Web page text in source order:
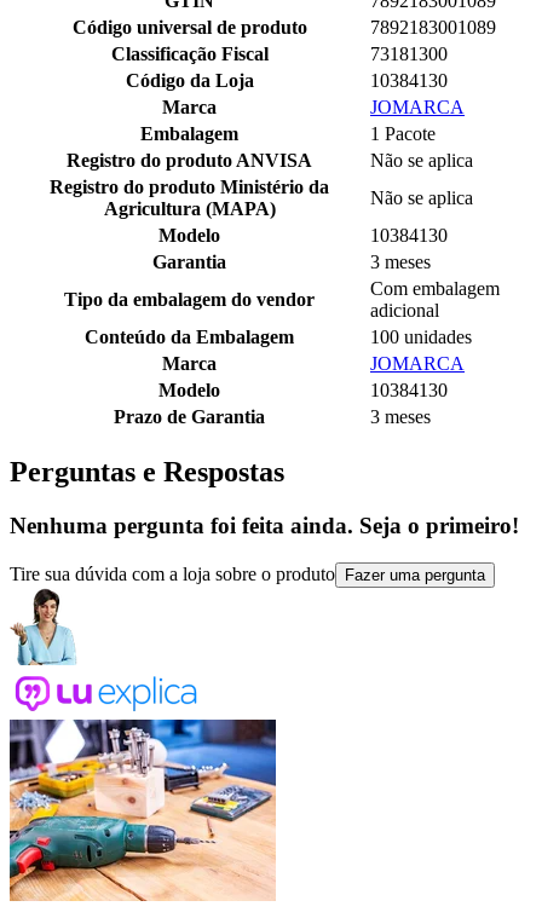
Código universal de produto
7892183001089
Classificação Fiscal
73181300
Código da Loja
10384130
Marca
JOMARCA
Embalagem
1 Pacote
Registro do produto ANVISA
Não se aplica
Registro do produto Ministério da
Agricultura (MAPA)
Não se aplica
Modelo
10384130
Garantia
3 meses
Tipo da embalagem do vendor
Com embalagem
adicional
Conteúdo da Embalagem
100 unidades
Marca
JOMARCA
Modelo
10384130
Prazo de Garantia
3 meses
Perguntas e Respostas
Nenhuma pergunta foi feita ainda. Seja o primeiro!
Tire sua dúvida com a loja sobre o produto Fazer uma pergunta